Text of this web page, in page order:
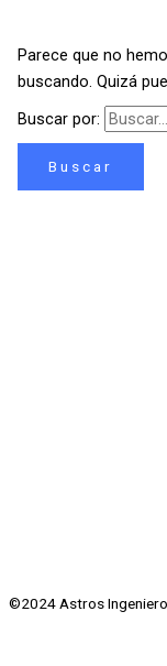
Parece que no
buscando. Quizá
Buscar por:
©2024 Astros